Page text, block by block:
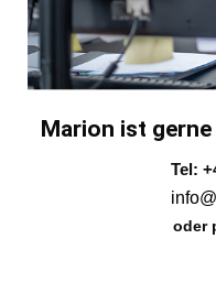
Marion ist
Tel:
oder